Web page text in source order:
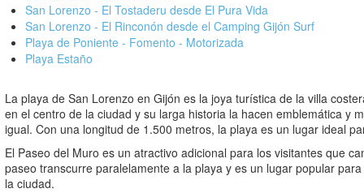
San Lorenzo - El Tostaderu desde El Pura Vida
San Lorenzo - El Rinconón desde el Camping Gijón Surf
Playa de Poniente - Fomento - Motorizada
Playa Estaño
La playa de San Lorenzo en Gijón es la joya turística de la villa
en el centro de la ciudad y su larga historia la hacen emblemática y
igual. Con una longitud de 1.500 metros, la playa es un lugar ideal
El Paseo del Muro es un atractivo adicional para los visitantes que
paseo transcurre paralelamente a la playa y es un lugar popular
la ciudad.